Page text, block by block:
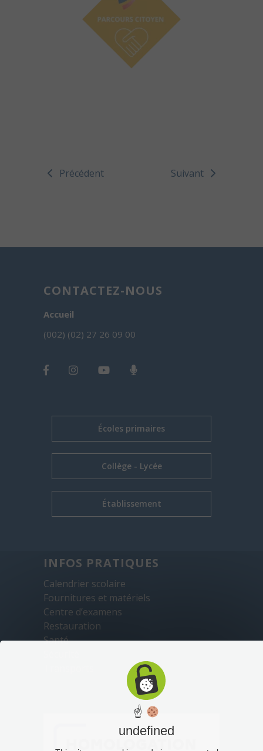
Précédent Suivant
CONTACTEZ-NOUS
Accueil
(002) (02) 27 26 09 00
Écoles primaires
Collège - Lycée
Établissement
INFOS PRATIQUES
Calendrier scolaire
Fournitures et matériels
Centre d’examens
Restauration
Santé
☝
undefined